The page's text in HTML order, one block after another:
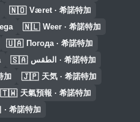
🇳🇴 Været · 希諾特加
🇳🇱 Weer · 希諾特加
🇺🇦 Погода · 希諾特加
🇸🇦 الطقس · 希諾特加
加 🇯🇵 天気 · 希諾特加
🇹🇼 天氣預報 · 希諾特加
· 希諾特加